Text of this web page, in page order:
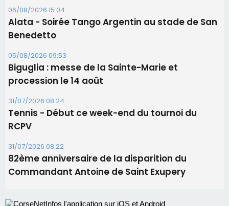
31/07/2026 08:24
Tennis - Début ce week-end du tournoi du
RCPV
31/07/2026 08:22
82ème anniversaire de la disparition du
Commandant Antoine de Saint Exupery
Les plus lus
Satine Nomary est la nouvelle Miss Corse 2026
Éclipse du 12 août : la Corse aux premières loges
d'un spectacle qui ne reviendra pas avant 2081
avant le concert de Mosimann